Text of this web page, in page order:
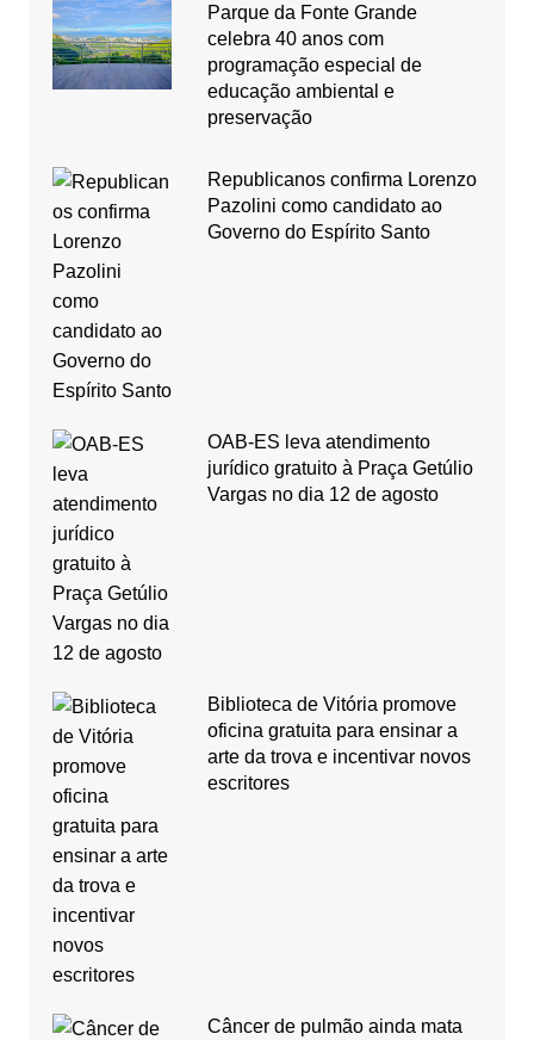
Parque da Fonte Grande
celebra 40 anos com
programação especial de
educação ambiental e
preservação
Republicanos confirma Lorenzo
Pazolini como candidato ao
Governo do Espírito Santo
OAB-ES leva atendimento
jurídico gratuito à Praça Getúlio
Vargas no dia 12 de agosto
Biblioteca de Vitória promove
oficina gratuita para ensinar a
arte da trova e incentivar novos
escritores
Câncer de pulmão ainda mata